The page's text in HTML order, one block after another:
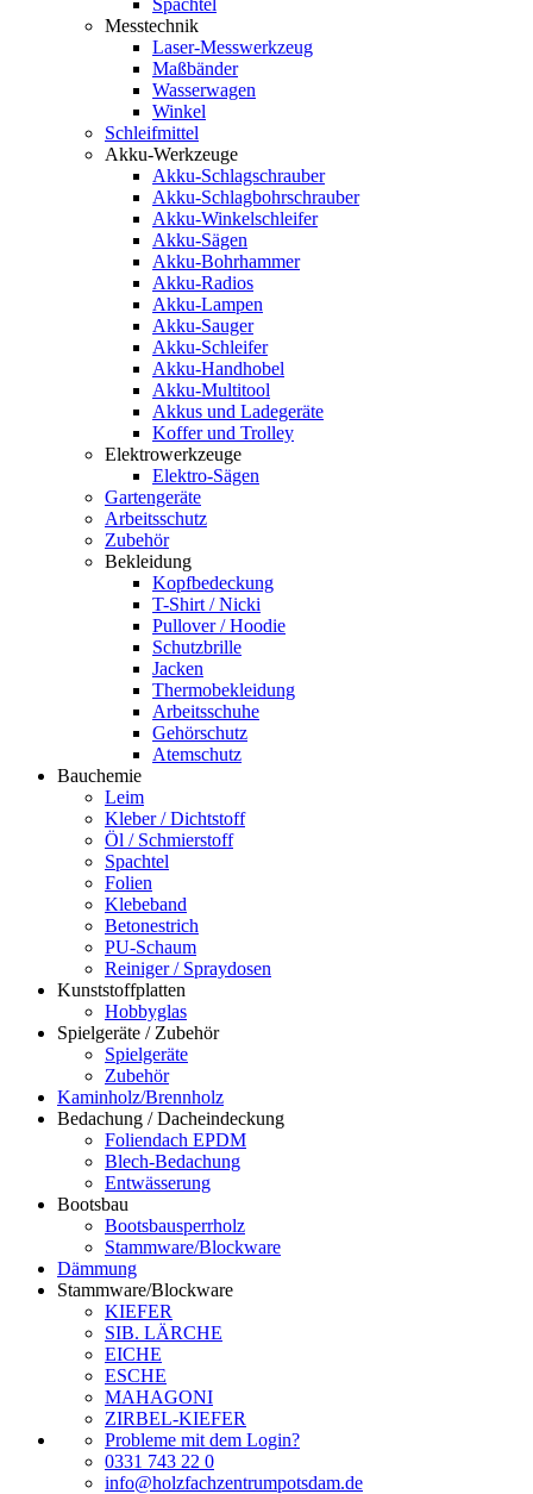
Spachtel
Messtechnik
Laser-Messwerkzeug
Maßbänder
Wasserwagen
Winkel
Schleifmittel
Akku-Werkzeuge
Akku-Schlagschrauber
Akku-Schlagbohrschrauber
Akku-Winkelschleifer
Akku-Sägen
Akku-Bohrhammer
Akku-Radios
Akku-Lampen
Akku-Sauger
Akku-Schleifer
Akku-Handhobel
Akku-Multitool
Akkus und Ladegeräte
Koffer und Trolley
Elektrowerkzeuge
Elektro-Sägen
Gartengeräte
Arbeitsschutz
Zubehör
Bekleidung
Kopfbedeckung
T-Shirt / Nicki
Pullover / Hoodie
Schutzbrille
Jacken
Thermobekleidung
Arbeitsschuhe
Gehörschutz
Atemschutz
Bauchemie
Leim
Kleber / Dichtstoff
Öl / Schmierstoff
Spachtel
Folien
Klebeband
Betonestrich
PU-Schaum
Reiniger / Spraydosen
Kunststoffplatten
Hobbyglas
Spielgeräte / Zubehör
Spielgeräte
Zubehör
Kaminholz/Brennholz
Bedachung / Dacheindeckung
Foliendach EPDM
Blech-Bedachung
Entwässerung
Bootsbau
Bootsbausperrholz
Stammware/Blockware
Dämmung
Stammware/Blockware
KIEFER
SIB. LÄRCHE
EICHE
ESCHE
MAHAGONI
ZIRBEL-KIEFER
Probleme mit dem Login?
0331 743 22 0
info@holzfachzentrumpotsdam.de